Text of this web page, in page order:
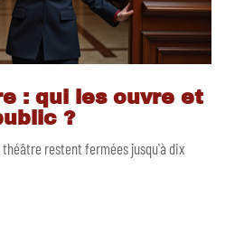
: qui les ouvre et
?
restent fermées jusqu'à dix